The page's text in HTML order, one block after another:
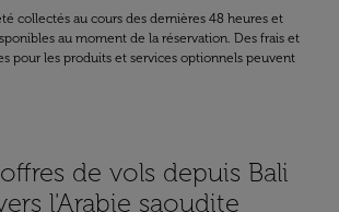
collectés au cours des dernières 48 heures et
au moment de la réservation. Des frais et
pour les produits et services optionnels peuvent
de vols depuis Bali
l'Arabie saoudite